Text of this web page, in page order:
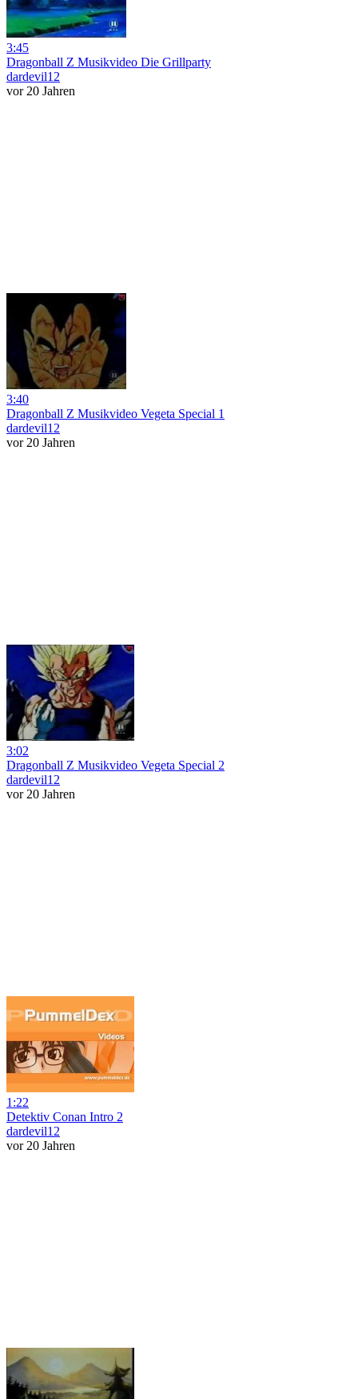
3:45
Dragonball Z Musikvideo Die Grillparty
dardevil12
vor 20 Jahren
3:40
Dragonball Z Musikvideo Vegeta Special 1
dardevil12
vor 20 Jahren
3:02
Dragonball Z Musikvideo Vegeta Special 2
dardevil12
vor 20 Jahren
1:22
Detektiv Conan Intro 2
dardevil12
vor 20 Jahren